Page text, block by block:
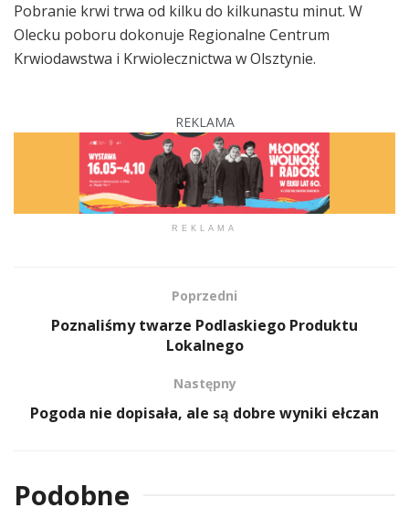
Pobranie krwi trwa od kilku do kilkunastu minut. W
Olecku poboru dokonuje Regionalne Centrum
Krwiodawstwa i Krwiolecznictwa w Olsztynie.
REKLAMA
REKLAMA
Poprzedni
Poznaliśmy twarze Podlaskiego Produktu
Lokalnego
Następny
Pogoda nie dopisała, ale są dobre wyniki ełczan
Podobne